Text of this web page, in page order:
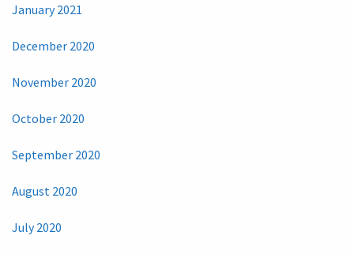
January 2021
December 2020
November 2020
October 2020
September 2020
August 2020
July 2020